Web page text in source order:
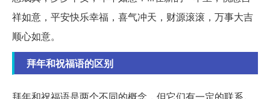
祥如意，平安快乐幸福，喜气冲天，财源滚滚，万事大吉
顺心如意。
拜年和祝福语的区别